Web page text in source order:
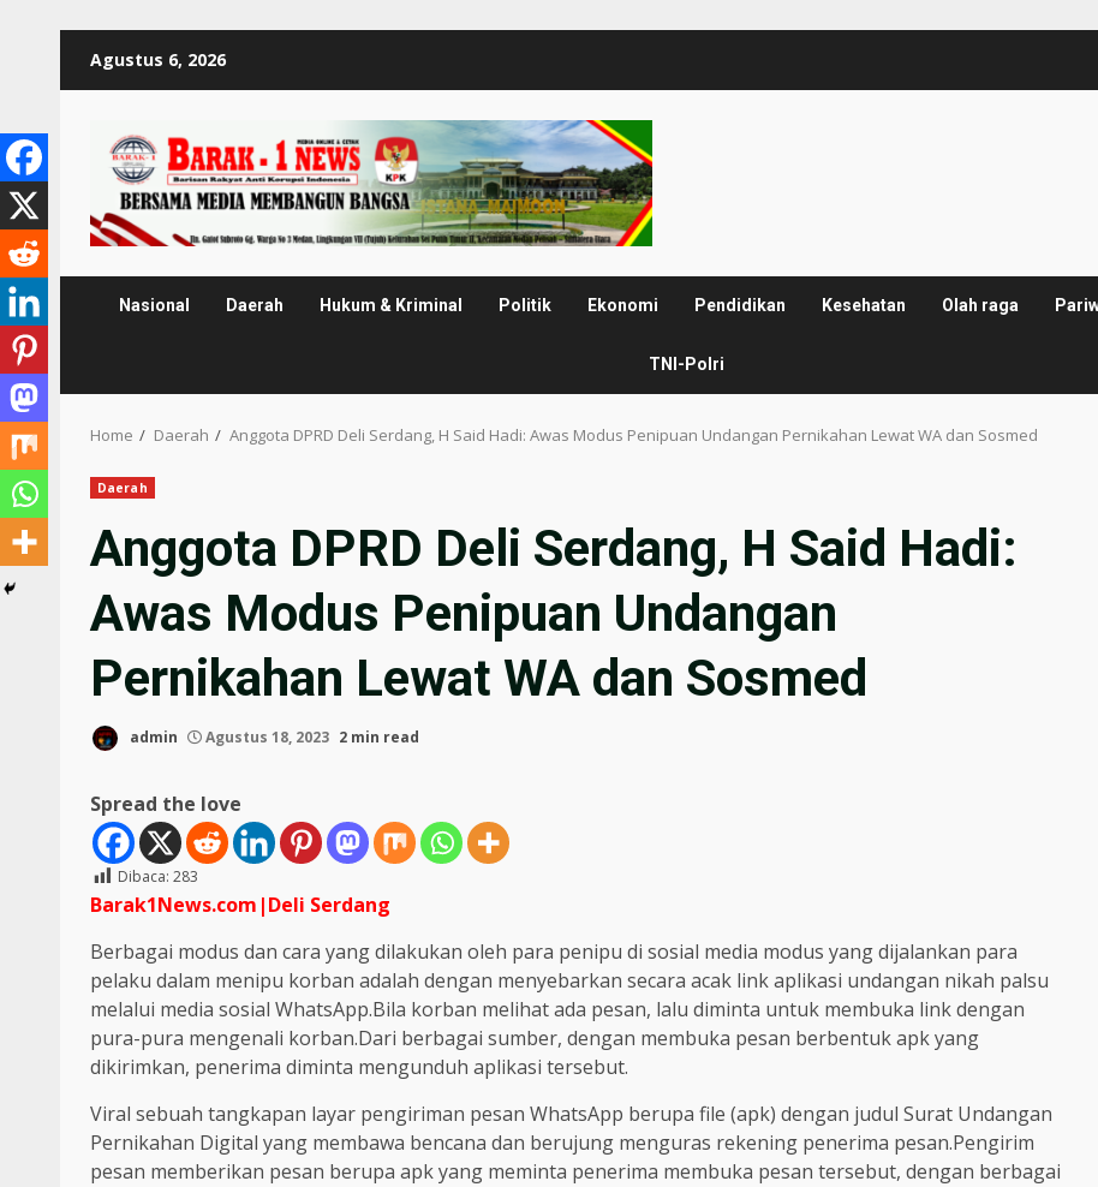
Agustus 6, 2026
Nasional Daerah Hukum & Kriminal Politik Ekonomi Pendidikan Kesehatan Olah raga
TNI-Polri
Home Daerah Anggota DPRD Deli Serdang, H Said Hadi: Awas Modus Penipuan Undangan Pernikahan Lewat WA dan Sosmed
Daerah
Anggota DPRD Deli Serdang, H Said Hadi:
Awas Modus Penipuan Undangan
Pernikahan Lewat WA dan Sosmed
admin Agustus 18, 2023 2 min read
Spread the love
Dibaca: 283
Barak1News.com|Deli Serdang
Berbagai modus dan cara yang dilakukan oleh para penipu di sosial media modus yang dijalankan para
pelaku dalam menipu korban adalah dengan menyebarkan secara acak link aplikasi undangan nikah palsu
melalui media sosial WhatsApp.Bila korban melihat ada pesan, lalu diminta untuk membuka link dengan
pura-pura mengenali korban.Dari berbagai sumber, dengan membuka pesan berbentuk apk yang
dikirimkan, penerima diminta mengunduh aplikasi tersebut.
Viral sebuah tangkapan layar pengiriman pesan WhatsApp berupa file (apk) dengan judul Surat Undangan
Pernikahan Digital yang membawa bencana dan berujung menguras rekening penerima pesan.Pengirim
pesan memberikan pesan berupa apk yang meminta penerima membuka pesan tersebut, dengan berbagai